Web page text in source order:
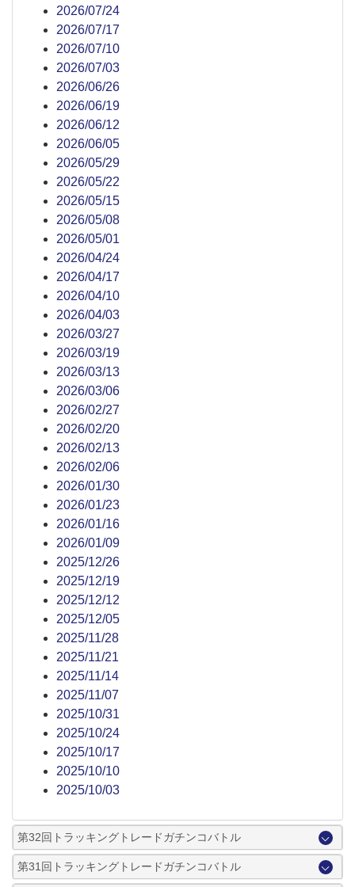
2026/07/24
2026/07/17
2026/07/10
2026/07/03
2026/06/26
2026/06/19
2026/06/12
2026/06/05
2026/05/29
2026/05/22
2026/05/15
2026/05/08
2026/05/01
2026/04/24
2026/04/17
2026/04/10
2026/04/03
2026/03/27
2026/03/19
2026/03/13
2026/03/06
2026/02/27
2026/02/20
2026/02/13
2026/02/06
2026/01/30
2026/01/23
2026/01/16
2026/01/09
2025/12/26
2025/12/19
2025/12/12
2025/12/05
2025/11/28
2025/11/21
2025/11/14
2025/11/07
2025/10/31
2025/10/24
2025/10/17
2025/10/10
2025/10/03
第32回トラッキングトレードガチンコバトル
第31回トラッキングトレードガチンコバトル